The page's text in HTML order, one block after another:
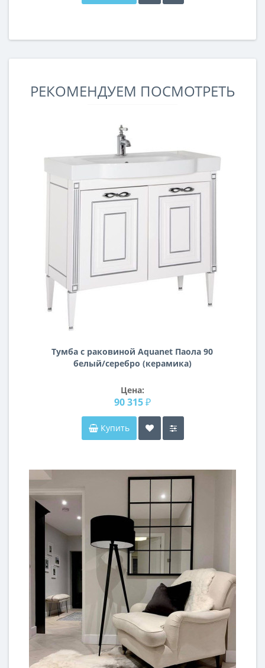
РЕКОМЕНДУЕМ ПОСМОТРЕТЬ
Тумба с раковиной Aquanet Паола 90
белый/серебро (керамика)
Цена:
90 315 ₽
Купить